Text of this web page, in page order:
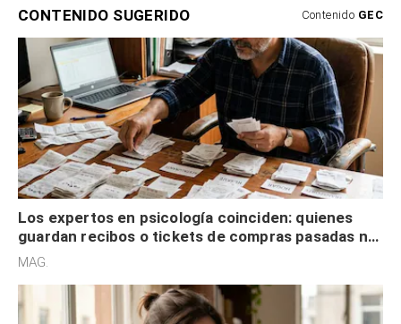
CONTENIDO SUGERIDO Contenido GEC
Los expertos en psicología coinciden: quienes
guardan recibos o tickets de compras pasadas no
son acumuladores, sino que tienen necesidad de
MAG.